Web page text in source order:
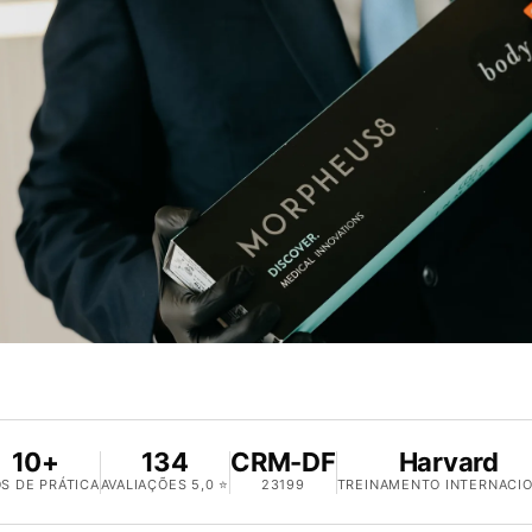
10+
DE PRÁTICA
134
AVALIAÇÕES 5,0 ⭐
CRM-DF
23199
Harvard
TREINAMENTO